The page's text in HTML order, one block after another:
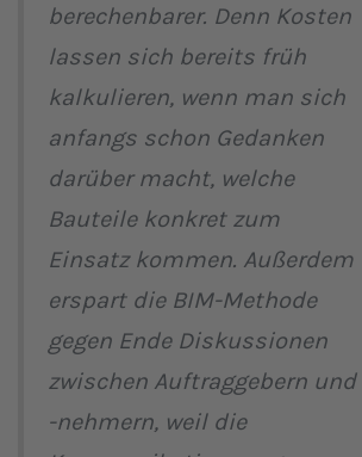
berechenbarer. Denn Kosten
lassen sich bereits früh
kalkulieren, wenn man sich
anfangs schon Gedanken
darüber macht, welche
Bauteile konkret zum
Einsatz kommen. Außerdem
erspart die BIM-Methode
gegen Ende Diskussionen
zwischen Auftraggebern und
-nehmern, weil die